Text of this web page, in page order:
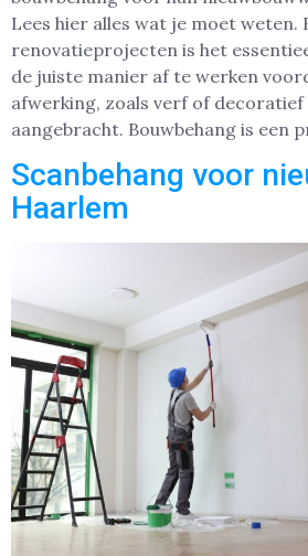
Lees hier alles wat je moet weten.
renovatieprojecten is het
de juiste manier af te werken
afwerking, zoals verf of
aangebracht. Bouwbehang is een
Scanbehang voor
Haarlem